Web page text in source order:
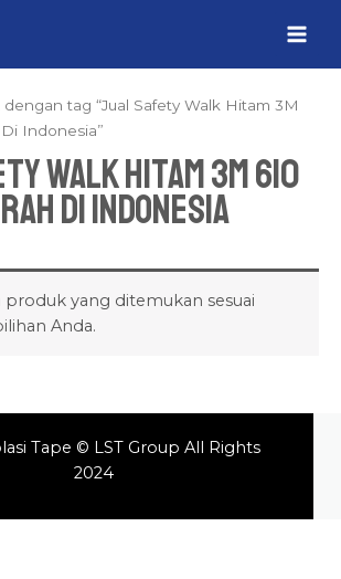
tag “Jual Safety Walk Hitam 3M
Indonesia”
Walk Hitam 3M 610
Di Indonesia
produk yang ditemukan sesuai
Anda.
Tape © LST Group All Rights
2024